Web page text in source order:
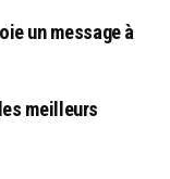
un message à
meilleurs